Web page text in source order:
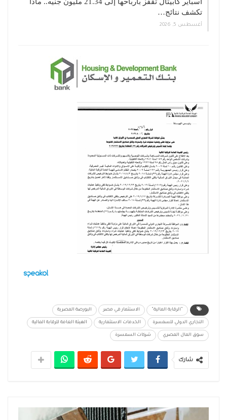
أسباير كابيتال تقفز بأرباحها إلى 21.34 مليون جنيه.. ماذا
تكشف نتائج…
أغسطس 5, 2026
"الرقابة المالية" الاستثمار في مصر البورصة المصرية
التجاري الدولي للسمسرة الخدمات الاستثمارية الهيئة العامة للرقابة المالية
سوق المال المصري شركات السمسرة
شارك